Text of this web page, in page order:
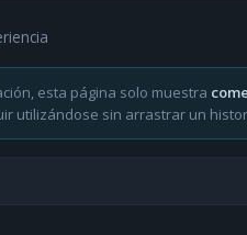
esta página solo muestra
utilizándose sin arrastrar un